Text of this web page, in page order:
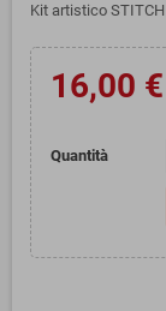
Kit artistico STITCH
16,00 €
Quantità